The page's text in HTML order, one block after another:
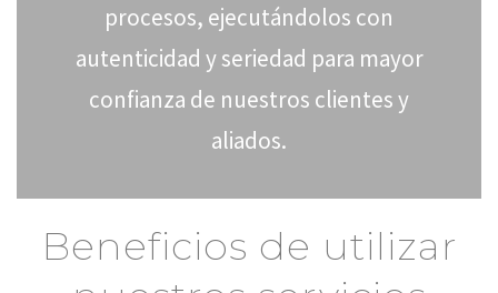
procesos, ejecutándolos con
autenticidad y seriedad para mayor
confianza de nuestros clientes y
aliados.
Beneficios de utilizar